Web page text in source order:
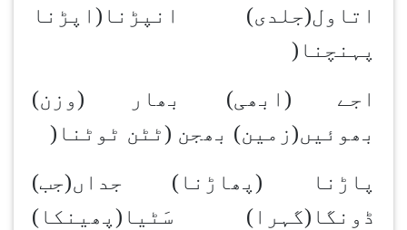
اتاول(جلدی) انپڑنا(اپڑنا
پہنچنا )
اجے (ابھی) بھار (وزن)
بھوئیں(زمین) بھجن (ٹٹن ٹوٹنا )
پاڑنا (پھاڑنا) جداں(جب)
ڈونگا(گہرا) سَٹیا(پھینکا)